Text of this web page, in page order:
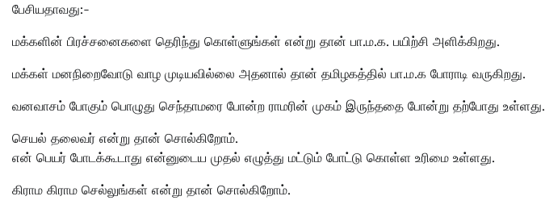
பேசியதாவது:-
மக்களின் பிரச்சனைகளை தெரிந்து கொள்ளுங்கள் என்று தான் பா.ம.க. பயிற்சி அளிக்கிறது.
மக்கள் மனநிறைவோடு வாழ முடியவில்லை அதனால் தான் தமிழகத்தில் பா.ம.க போராடி வருகிறது.
வனவாசம் போகும் பொழுது செந்தாமரை போன்ற ராமரின் முகம் இருந்ததை போன்று தற்போது உள்ளது.
செயல் தலைவர் என்று தான் சொல்கிறோம்.
என் பெயர் போடக்கூடாது என்னுடைய முதல் எழுத்து மட்டும் போட்டு கொள்ள உரிமை உள்ளது.
கிராம கிராம செல்லுங்கள் என்று தான் சொல்கிறோம்.